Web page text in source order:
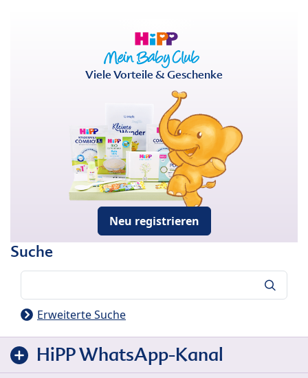
Viele Vorteile & Geschenke
Neu registrieren
Suche
Erweiterte Suche
HiPP WhatsApp-Kanal